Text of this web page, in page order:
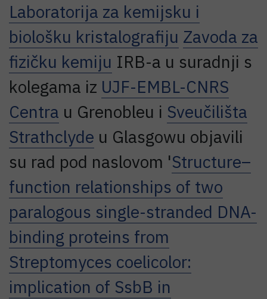
Laboratorija za kemijsku i
biološku kristalografiju Zavoda za
fizičku kemiju IRB-a u suradnji s
kolegama iz UJF-EMBL-CNRS
Centra u Grenobleu i Sveučilišta
Strathclyde u Glasgowu objavili
su rad pod naslovom 'Structure–
function relationships of two
paralogous single-stranded DNA-
binding proteins from
Streptomyces coelicolor:
implication of SsbB in